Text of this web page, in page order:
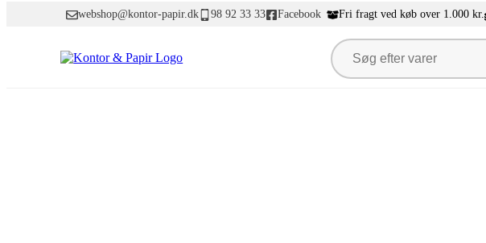
webshop@kontor-papir.dk 98 92 33 33 Facebook Fri fragt ved køb over 1.000 kr.